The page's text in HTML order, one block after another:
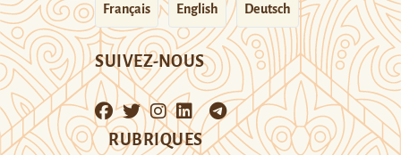
Français English Deutsch
SUIVEZ-NOUS
RUBRIQUES